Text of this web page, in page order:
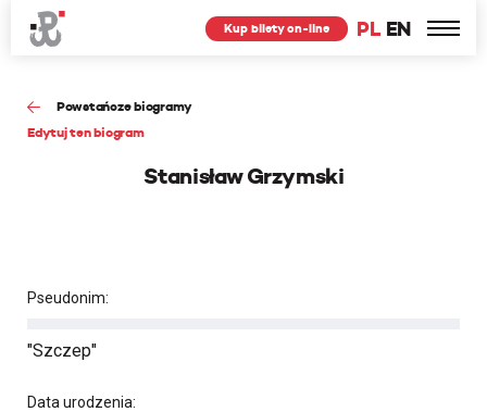
PL EN
Kup bilety on-line
Powstańcze biogramy
Edytuj ten biogram
Stanisław Grzymski
Pseudonim:
"Szczep"
Data urodzenia: